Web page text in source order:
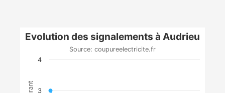
Evolution des signalements à Audrieu
Source: coupureelectricite.fr
3
4